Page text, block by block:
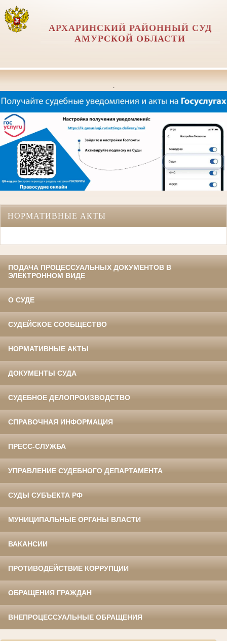
АРХАРИНСКИЙ РАЙОННЫЙ СУД
АМУРСКОЙ ОБЛАСТИ
.
НОРМАТИВНЫЕ АКТЫ
ПОДАЧА ПРОЦЕССУАЛЬНЫХ ДОКУМЕНТОВ В
ЭЛЕКТРОННОМ ВИДЕ
О СУДЕ
СУДЕЙСКОЕ СООБЩЕСТВО
НОРМАТИВНЫЕ АКТЫ
ДОКУМЕНТЫ СУДА
СУДЕБНОЕ ДЕЛОПРОИЗВОДСТВО
СПРАВОЧНАЯ ИНФОРМАЦИЯ
ПРЕСС-СЛУЖБА
УПРАВЛЕНИЕ СУДЕБНОГО ДЕПАРТАМЕНТА
СУДЫ СУБЪЕКТА РФ
МУНИЦИПАЛЬНЫЕ ОРГАНЫ ВЛАСТИ
ВАКАНСИИ
ПРОТИВОДЕЙСТВИЕ КОРРУПЦИИ
ОБРАЩЕНИЯ ГРАЖДАН
ВНЕПРОЦЕССУАЛЬНЫЕ ОБРАЩЕНИЯ